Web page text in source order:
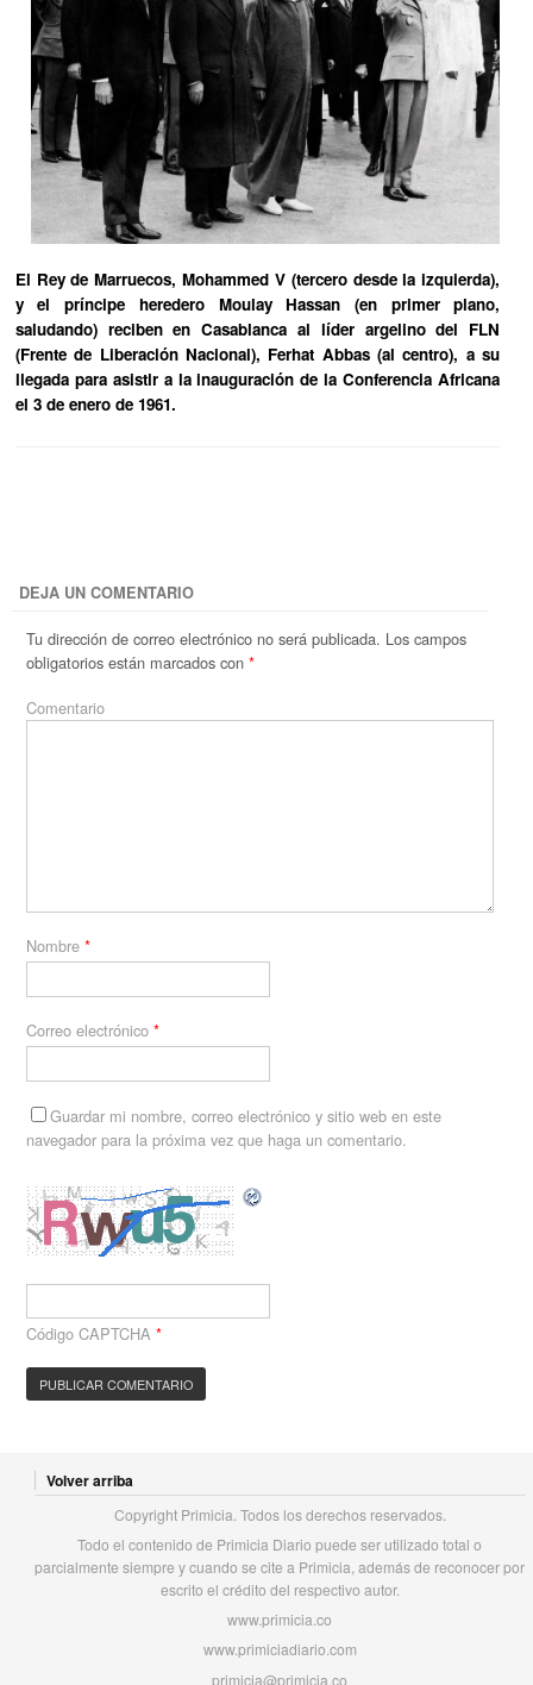
El Rey de Marruecos, Mohammed V (tercero desde la izquierda),
y el príncipe heredero Moulay Hassan (en primer plano,
saludando) reciben en Casablanca al líder argelino del FLN
(Frente de Liberación Nacional), Ferhat Abbas (al centro), a su
llegada para asistir a la inauguración de la Conferencia Africana
el 3 de enero de 1961.
DEJA UN COMENTARIO
Tu dirección de correo electrónico no será publicada. Los campos
obligatorios están marcados con*
Comentario
Nombre*
Correo electrónico*
Guardar mi nombre, correo electrónico y sitio web en este
navegador para la próxima vez que haga un comentario.
Código CAPTCHA *
Volver arriba
Copyright Primicia. Todos los derechos reservados.
Todo el contenido de Primicia Diario puede ser utilizado total o
parcialmente siempre y cuando se cite a Primicia, además de reconocer por
escrito el crédito del respectivo autor.
www.primicia.co
www.primiciadiario.com
primicia@primicia.co